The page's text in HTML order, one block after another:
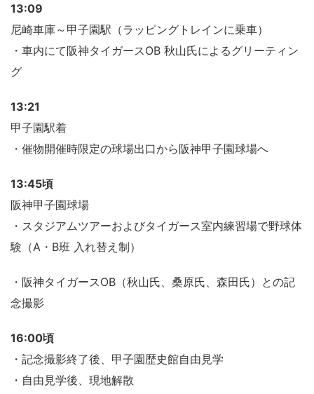
13:09
尼崎車庫～甲子園駅（ラッピングトレインに乗車）
・車内にて阪神タイガースOB 秋山氏によるグリーティン
グ
13:21
甲子園駅着
・催物開催時限定の球場出口から阪神甲子園球場へ
13:45頃
阪神甲子園球場
・スタジアムツアーおよびタイガース室内練習場で野球体
験（A・B班 入れ替え制）
・阪神タイガースOB（秋山氏、桑原氏、森田氏）との記
念撮影
16:00頃
・記念撮影終了後、甲子園歴史館自由見学
・自由見学後、現地解散